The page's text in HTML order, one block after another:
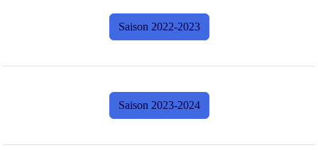
Saison 2022-2023
Saison 2023-2024